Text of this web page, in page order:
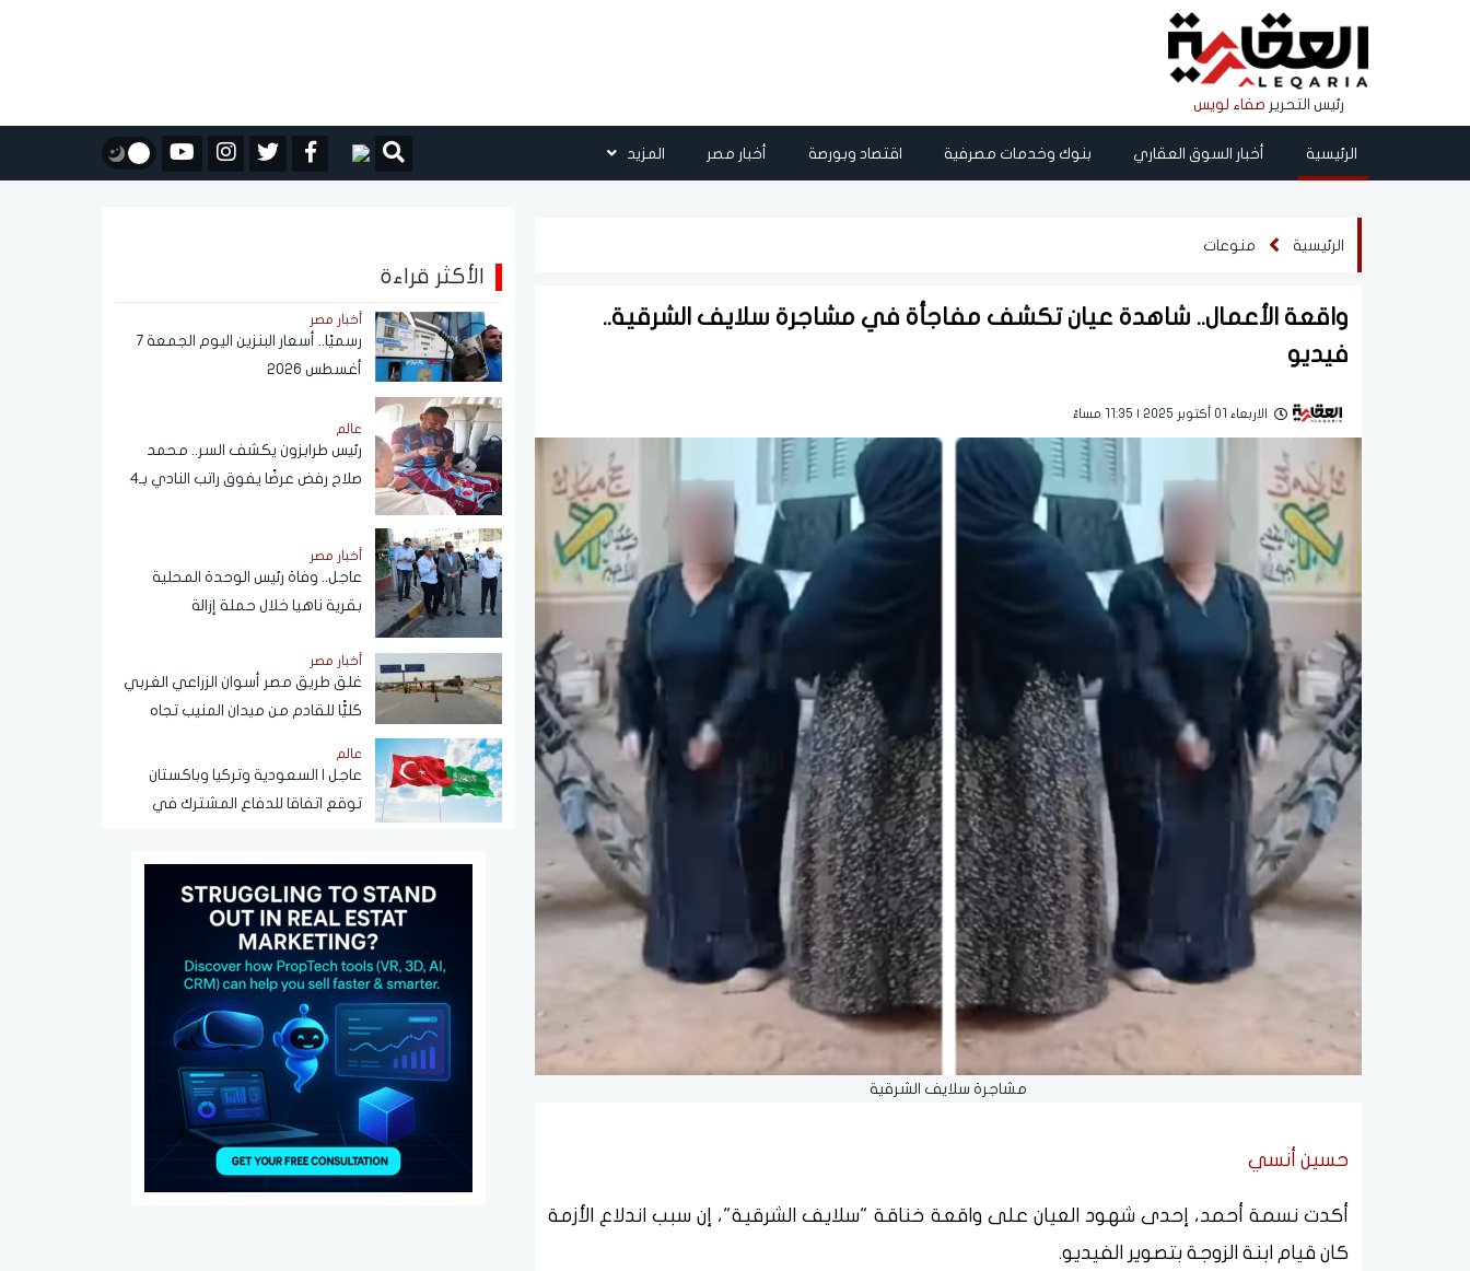
رئيس التحرير صفاء لويس
الرئيسية أخبار السوق العقاري بنوك وخدمات مصرفية اقتصاد وبورصة أخبار مصر المزيد
الرئيسية منوعات
واقعة الأعمال.. شاهدة عيان تكشف مفاجأة في مشاجرة سلايف الشرقية..
فيديو
الاربعاء 01 أكتوبر 2025 | 11:35 مساءً
مشاجرة سلايف الشرقية
حسين أنسي
أكدت نسمة أحمد، إحدى شهود العيان على واقعة خناقة "سلايف الشرقية"، إن سبب اندلاع الأزمة
كان قيام ابنة الزوجة بتصوير الفيديو.
الأكثر قراءة
أخبار مصر
رسميًا.. أسعار البنزين اليوم الجمعة 7
أغسطس 2026
عالم
رئيس طرابزون يكشف السر.. محمد
صلاح رفض عرضًا يفوق راتب النادي بـ4
أخبار مصر
عاجل.. وفاة رئيس الوحدة المحلية
بقرية ناهيا خلال حملة إزالة
أخبار مصر
غلق طريق مصر أسوان الزراعي الغربي
كليًّا للقادم من ميدان المنيب تجاه
عالم
عاجل | السعودية وتركيا وباكستان
توقع اتفاقا للدفاع المشترك في